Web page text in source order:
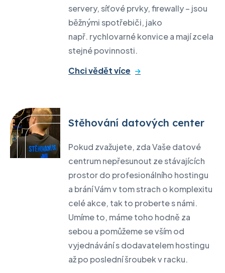
servery, síťové prvky, firewally – jsou
běžnými spotřebiči, jako
např. rychlovarné konvice a mají zcela
stejné povinnosti.
Chci vědět více
Stěhování datových center
Pokud zvažujete, zda Vaše datové
centrum nepřesunout ze stávajících
prostor do profesionálního hostingu
a brání Vám v tom strach o komplexitu
celé akce, tak to proberte s námi.
Umíme to, máme toho hodně za
sebou a pomůžeme se vším od
vyjednávání s dodavatelem hostingu
až po poslední šroubek v racku.